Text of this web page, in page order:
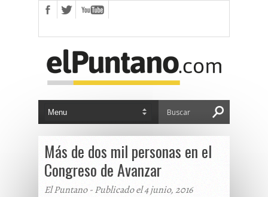
Más de dos mil personas en el
Congreso de Avanzar
El Puntano - Publicado el 4 junio, 2016